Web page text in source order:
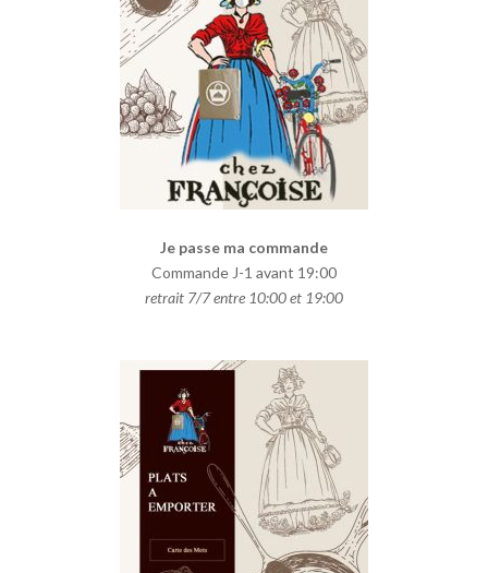
Je passe ma commande
Commande J-1 avant 19:00
retrait 7/7 entre 10:00 et 19:00